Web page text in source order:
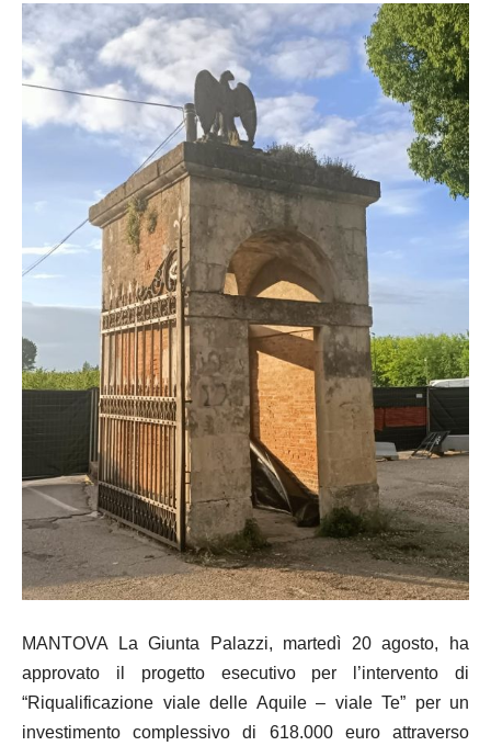
MANTOVA La Giunta Palazzi, martedì 20 agosto, ha
approvato il progetto esecutivo per l’intervento di
“Riqualificazione viale delle Aquile – viale Te” per un
investimento complessivo di 618.000 euro attraverso